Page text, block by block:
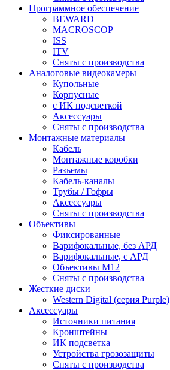
Программное обеспечение
BEWARD
MACROSCOP
ISS
ITV
Сняты с производства
Аналоговые видеокамеры
Купольные
Корпусные
c ИК подсветкой
Аксессуары
Сняты с производства
Монтажные материалы
Кабель
Монтажные коробки
Разъемы
Кабель-каналы
Трубы / Гофры
Аксессуары
Сняты с производства
Объективы
Фиксированные
Варифокальные, без АРД
Варифокальные, с АРД
Объективы M12
Сняты с производства
Жесткие диски
Western Digital (серия Purple)
Аксессуары
Источники питания
Кронштейны
ИК подсветка
Устройства грозозащиты
Сняты с производства